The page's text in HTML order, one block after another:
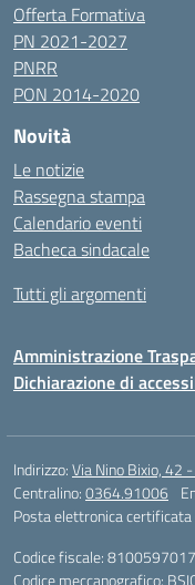
Offerta Formativa
PN 2021-2027
PNRR
PON 2014-2020
Novità
Le notizie
Rassegna stampa
Calendario eventi
Bacheca sindacale
Tutti gli argomenti
Amministrazione
Dichiarazione di
Indirizzo:Via Nino Bixio, 42
Centralino:0364.91006
Posta elettronica certificata
Codice fiscale:
Codice meccanografico: